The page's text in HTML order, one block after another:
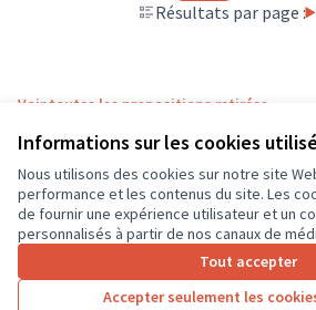
Informations sur les cookies
Nous utilisons des cookies sur notre site
performance et les contenus du site. Les
de fournir une expérience utilisateur et un
personnalisés à partir de nos canaux de
Tout accepter
Accepter seulement les
Résultats par page :
Voir toutes les propositions retirées
Conditions d'utilisation
Paramètres des cookies
CD37 sur X
(Lien externe)
CD37 sur Facebook
CD37 sur Instagram
CD37 sur YouTube
(Lien externe)